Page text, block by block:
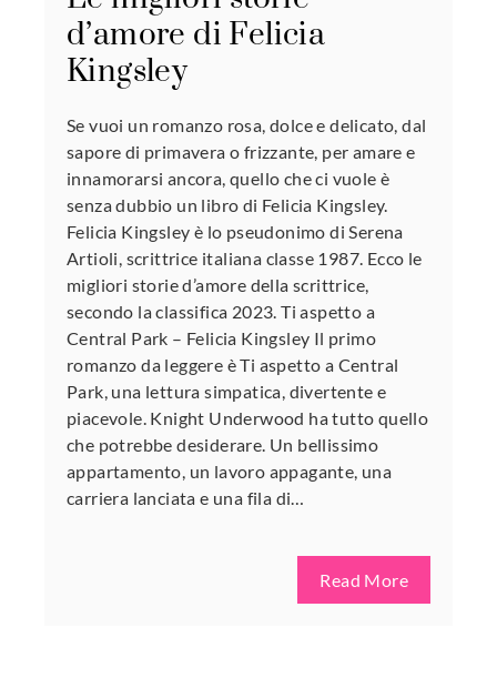
d’amore di Felicia
Kingsley
Se vuoi un romanzo rosa, dolce e delicato, dal
sapore di primavera o frizzante, per amare e
innamorarsi ancora, quello che ci vuole è
senza dubbio un libro di Felicia Kingsley.
Felicia Kingsley è lo pseudonimo di Serena
Artioli, scrittrice italiana classe 1987. Ecco le
migliori storie d’amore della scrittrice,
secondo la classifica 2023. Ti aspetto a
Central Park – Felicia Kingsley Il primo
romanzo da leggere è Ti aspetto a Central
Park, una lettura simpatica, divertente e
piacevole. Knight Underwood ha tutto quello
che potrebbe desiderare. Un bellissimo
appartamento, un lavoro appagante, una
carriera lanciata e una fila di…
Read More